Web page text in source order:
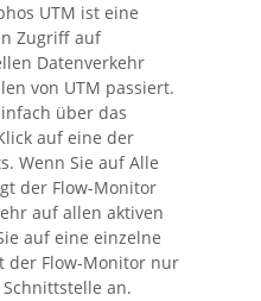
UTM ist eine
Zugriff auf
Datenverkehr
von UTM passiert.
über das
auf eine der
Wenn Sie aufAlle
der Flow-Monitor
auf allen aktiven
auf eine einzelne
der Flow-Monitor nur
an.